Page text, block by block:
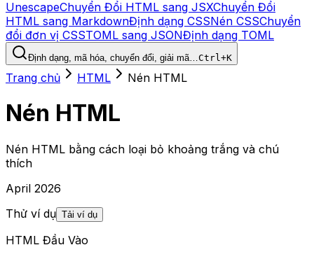
UnescapeChuyển Đổi HTML sang JSXChuyển Đổi
HTML sang MarkdownĐịnh dạng CSSNén CSSChuyển
đổi đơn vị CSSTOML sang JSONĐịnh dạng TOML
Định dạng, mã hóa, chuyển đổi, giải mã…Ctrl+K
Trang chủ HTML Nén HTML
Nén HTML
Nén HTML bằng cách loại bỏ khoảng trắng và chú
thích
April 2026
Thử ví dụ Tải ví dụ
HTML Đầu Vào